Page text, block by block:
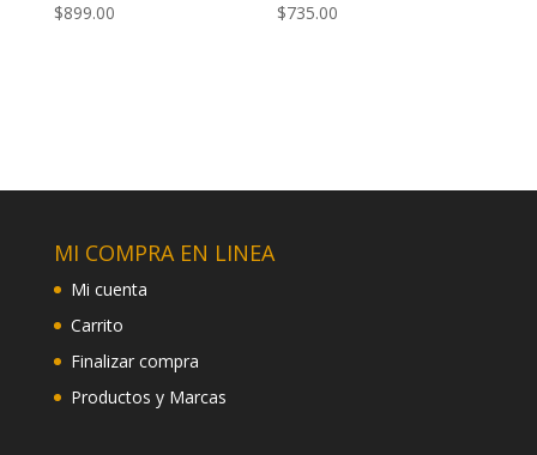
$899.00
$735.00
MI COMPRA EN LINEA
Mi cuenta
Carrito
Finalizar compra
Productos y Marcas